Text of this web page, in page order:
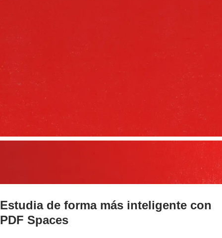
Estudia de forma más inteligente con
PDF Spaces